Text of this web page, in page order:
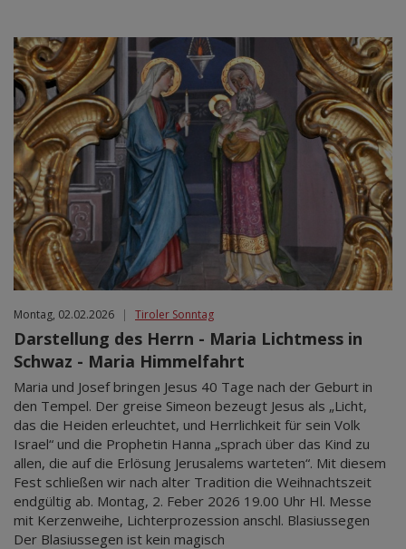
Aug 2026
Sep 2026
Okt 2026
Nov 2026
Dez 2026
Jan 2027
Feb 2027
Mär 2027
Apr 2027
Mai 2027
Jun 2027
Montag, 02.02.2026 | Tiroler Sonntag
Darstellung des Herrn - Maria Lichtmess in
Schwaz - Maria Himmelfahrt
Maria und Josef bringen Jesus 40 Tage nach der Geburt in
den Tempel. Der greise Simeon bezeugt Jesus als „Licht,
das die Heiden erleuchtet, und Herrlichkeit für sein Volk
Israel“ und die Prophetin Hanna „sprach über das Kind zu
allen, die auf die Erlösung Jerusalems warteten“. Mit diesem
Fest schließen wir nach alter Tradition die Weihnachtszeit
endgültig ab. Montag, 2. Feber 2026 19.00 Uhr Hl. Messe
mit Kerzenweihe, Lichterprozession anschl. Blasiussegen
Der Blasiussegen ist kein magisch